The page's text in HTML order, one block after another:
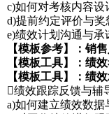
c)如何对考核内容设
d)提前约定评价与奖
e)绩效计划沟通与承
【模板参考】：销
【模板工具】：绩
【模板工具】：绩
绩效跟踪反馈与辅
a)如何建立绩效数据